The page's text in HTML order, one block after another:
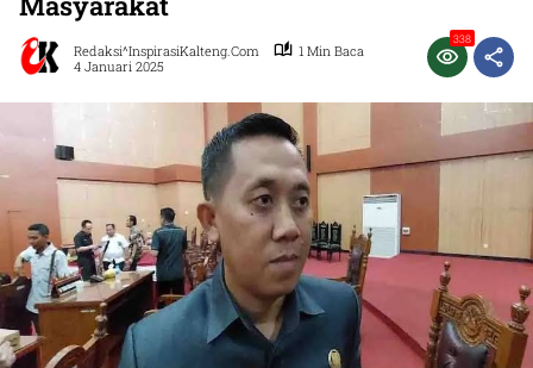
Redaksi^InspirasiKalteng.com
1 Min Baca
4 Januari 2025
338